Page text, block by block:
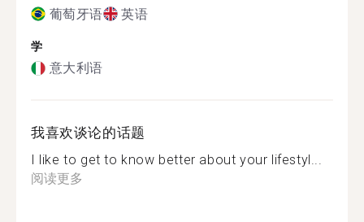
葡萄牙语 英语
学
意大利语
我喜欢谈论的话题
I like to get to know better about your lifestyl...
阅读更多